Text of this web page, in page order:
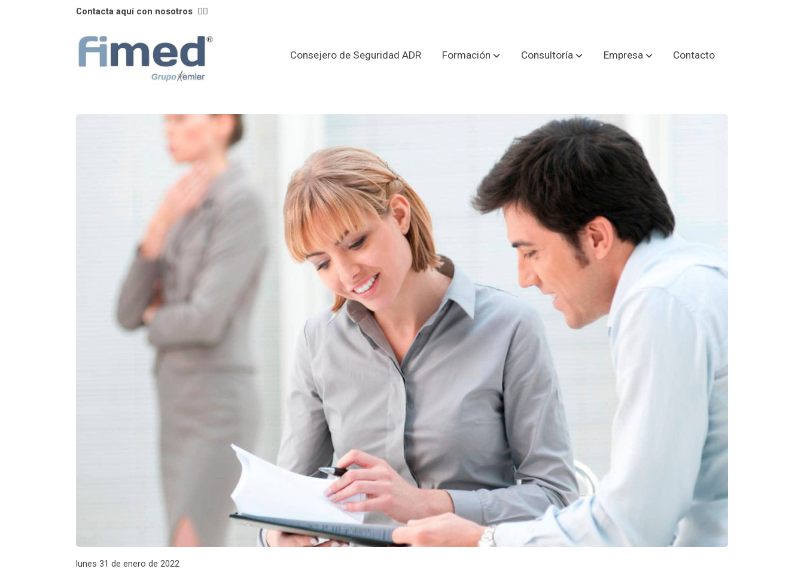
Contacta aquí con nosotros 👈🏼
Consejero de Seguridad ADR Formación Consultoría Empresa Contacto
lunes 31 de enero de 2022